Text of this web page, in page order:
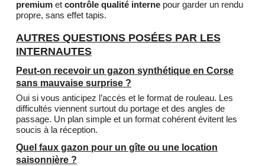
premium et contrôle qualité interne pour garder un rendu
propre, sans effet tapis.
AUTRES QUESTIONS POSÉES PAR LES
INTERNAUTES
Peut-on recevoir un gazon synthétique en Corse
sans mauvaise surprise ?
Oui si vous anticipez l’accès et le format de rouleau. Les
difficultés viennent surtout du portage et des angles de
passage. Un plan simple et un format cohérent évitent les
soucis à la réception.
Quel faux gazon pour un gîte ou une location
saisonnière ?